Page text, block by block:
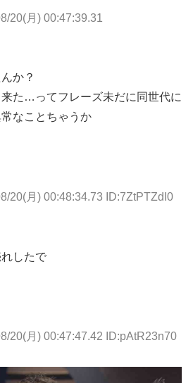
20(月) 00:47:39.31
か？
た…ってフレーズ未だに同世代に
なことちゃうか
20(月) 00:48:34.73 ID:7ZtPTZdI0
したで
20(月) 00:47:47.42 ID:pAtR23n70